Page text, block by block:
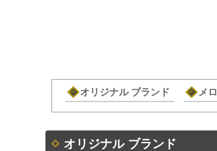
オリジナル ブランド メ
オリジナル ブランド